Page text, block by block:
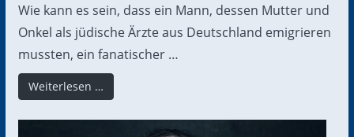
Wie kann es sein, dass ein Mann, dessen Mutter und
Onkel als jüdische Ärzte aus Deutschland emigrieren
mussten, ein fanatischer …
Weiterlesen …